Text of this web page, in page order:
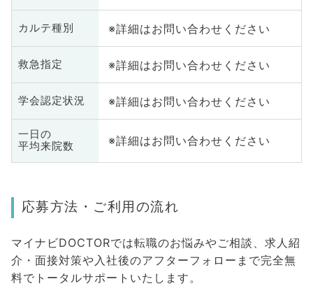
カルテ種別 ※詳細はお問い合わせください
救急指定 ※詳細はお問い合わせください
学会認定状況 ※詳細はお問い合わせください
一日の
平均来院数
※詳細はお問い合わせください
応募方法・ご利用の流れ
マイナビDOCTORでは転職のお悩みやご相談、求人紹
介・面接対策や入社後のアフターフォローまで完全無
料でトータルサポートいたします。